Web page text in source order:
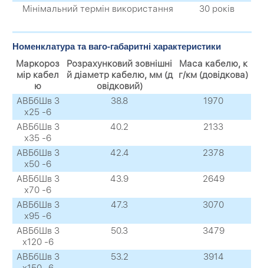
Мінімальний термін використання
30 років
Номенклатура та ваго-габаритні характеристики
Маркороз
мір кабел
ю
Розрахунковий зовнішні
й діаметр кабелю, мм (д
овідковий)
Маса кабелю, к
г/км (довідкова)
АВБбШв 3
х25 -6
38.8 1970
АВБбШв 3
х35 -6
40.2 2133
АВБбШв 3
х50 -6
42.4 2378
АВБбШв 3
х70 -6
43.9 2649
АВБбШв 3
х95 -6
47.3 3070
АВБбШв 3
х120 -6
50.3 3479
АВБбШв 3
53.2 3914